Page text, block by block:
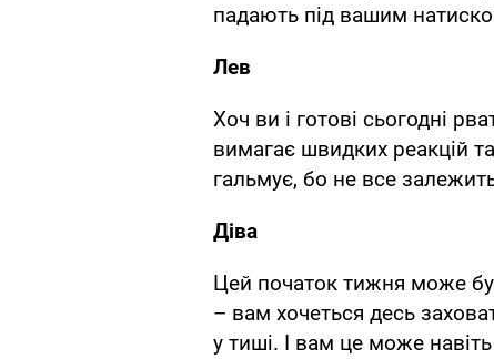
падають під вашим
Лев
Хоч ви і готові сьогодні
вимагає швидких реакцій
гальмує, бо не все
Діва
Цей початок тижня може
– вам хочеться десь
у тиші. І вам це може